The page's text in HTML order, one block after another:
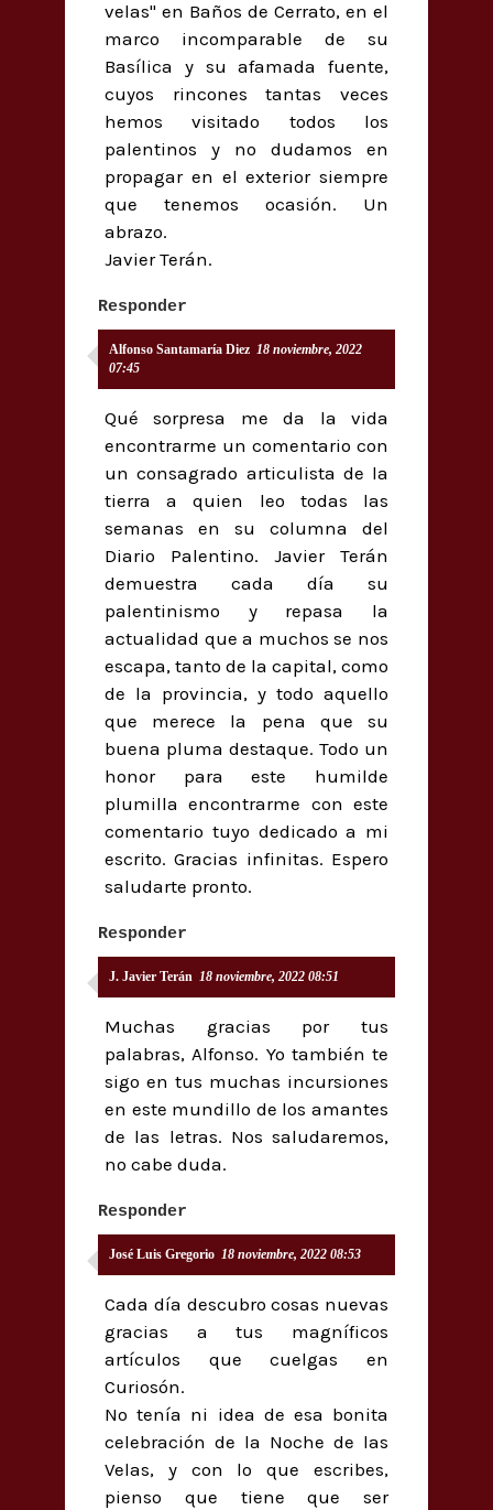
velas" en Baños de Cerrato, en el
marco incomparable de su
Basílica y su afamada fuente,
cuyos rincones tantas veces
hemos visitado todos los
palentinos y no dudamos en
propagar en el exterior siempre
que tenemos ocasión. Un
abrazo.
Javier Terán.
Responder
Alfonso Santamaría Diez 18 noviembre, 2022
07:45
Qué sorpresa me da la vida
encontrarme un comentario con
un consagrado articulista de la
tierra a quien leo todas las
semanas en su columna del
Diario Palentino. Javier Terán
demuestra cada día su
palentinismo y repasa la
actualidad que a muchos se nos
escapa, tanto de la capital, como
de la provincia, y todo aquello
que merece la pena que su
buena pluma destaque. Todo un
honor para este humilde
plumilla encontrarme con este
comentario tuyo dedicado a mi
escrito. Gracias infinitas. Espero
saludarte pronto.
Responder
J. Javier Terán 18 noviembre, 2022 08:51
Muchas gracias por tus
palabras, Alfonso. Yo también te
sigo en tus muchas incursiones
en este mundillo de los amantes
de las letras. Nos saludaremos,
no cabe duda.
Responder
José Luis Gregorio 18 noviembre, 2022 08:53
Cada día descubro cosas nuevas
gracias a tus magníficos
artículos que cuelgas en
Curiosón.
No tenía ni idea de esa bonita
celebración de la Noche de las
Velas, y con lo que escribes,
pienso que tiene que ser